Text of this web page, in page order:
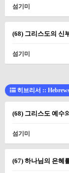
섬기미
(68) 그리스도의 신
섬기미
히브리서 ::
(68) 그리스도 예수
섬기미
(67) 하나님의 은혜